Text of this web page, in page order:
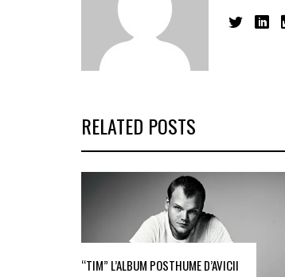
RELATED POSTS
“TIM” L’ALBUM POSTHUME D’AVICII